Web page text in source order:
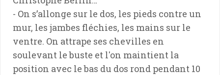
- On s’allonge sur le dos, les pieds contre un
mur, les jambes fléchies, les mains sur le
ventre. On attrape ses chevilles en
soulevant le buste et l'on maintient la
position avec le bas du dos rond pendant 10